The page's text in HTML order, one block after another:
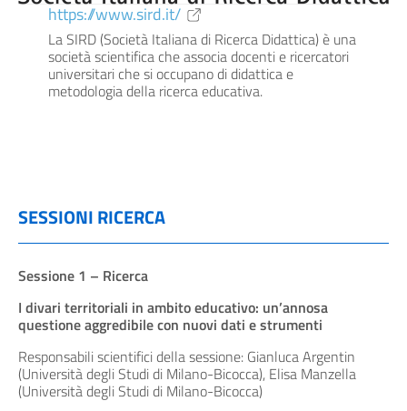
https://www.sird.it/
La SIRD (Società Italiana di Ricerca Didattica) è una
società scientifica che associa docenti e ricercatori
universitari che si occupano di didattica e
metodologia della ricerca educativa.
SESSIONI RICERCA
Sessione 1 – Ricerca
I divari territoriali in ambito educativo: un’annosa
questione aggredibile con nuovi dati e strumenti
Responsabili scientifici della sessione: Gianluca Argentin
(Università degli Studi di Milano-Bicocca), Elisa Manzella
(Università degli Studi di Milano-Bicocca)